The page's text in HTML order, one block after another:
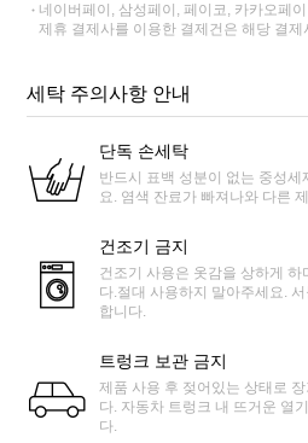
네이버페이, 삼성페이, 페이코, 카카오페
제휴 결제사를 이용한 결제건은 해당 결
세탁 주의사항 안내
단독 손세탁
반드시 표백 성분이 없는 중성세
요. 염색 잔료가 빠져나와 다른
건조기 금지
건조기 사용은 옷감을 상하게 하
다.절대 사용하지 말아주세요.
합니다.
트렁크 보관 금지
제품 사용 후 젖어있는 상태로
다. 자동차 트렁크 내 뜨거운 열
다.